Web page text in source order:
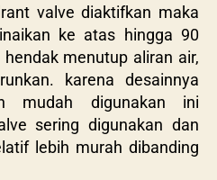
valve diaktifkan maka
ke atas hingga 90
menutup aliran air,
karena desainnya
mudah digunakan ini
sering digunakan dan
lebih murah dibanding